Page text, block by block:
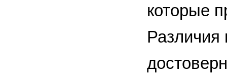
которые
Различия